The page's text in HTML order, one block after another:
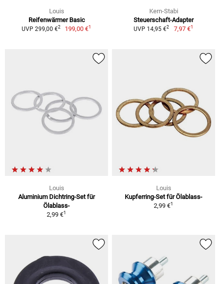
Louis
Reifenwärmer Basic
UVP 299,00 €2 199,00 €1
Kern-Stabi
Steuerschaft-Adapter
UVP 14,95 €2 7,97 €1
Louis
Aluminium Dichtring-Set für
Ölablass-
2,99 €1
Louis
Kupferring-Set für Ölablass-
2,99 €1